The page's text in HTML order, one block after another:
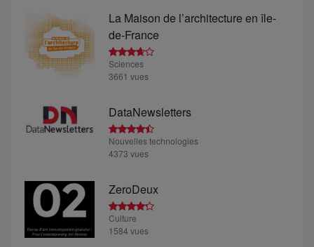
La Maison de l’architecture en île-
de-France
Sciences
3661 vues
DataNewsletters
Nouvelles technologies
4373 vues
ZeroDeux
Culture
1584 vues